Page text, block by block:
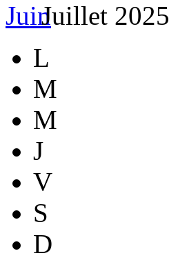
Juillet 2025
L
M
M
J
V
S
D